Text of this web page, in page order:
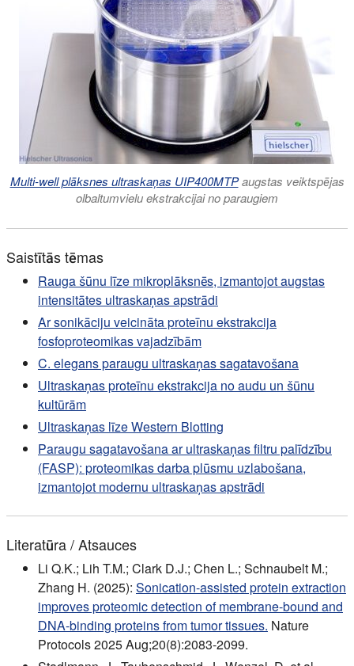
Multi-well plāksnes ultraskaņas UIP400MTPaugstas veiktspējas
olbaltumvielu ekstrakcijai no paraugiem
Saistītās tēmas
Rauga šūnu līze mikroplāksnēs, izmantojot augstas
intensitātes ultraskaņas apstrādi
Ar sonikāciju veicināta proteīnu ekstrakcija
fosfoproteomikas vajadzībām
C. elegans paraugu ultraskaņas sagatavošana
Ultraskaņas proteīnu ekstrakcija no audu un šūnu
kultūrām
Ultraskaņas līze Western Blotting
Paraugu sagatavošana ar ultraskaņas filtru palīdzību
(FASP): proteomikas darba plūsmu uzlabošana,
izmantojot modernu ultraskaņas apstrādi
Literatūra / Atsauces
Li Q.K.; Lih T.M.; Clark D.J.; Chen L.; Schnaubelt M.;
Zhang H. (2025): Sonication-assisted protein extraction
improves proteomic detection of membrane-bound and
DNA-binding proteins from tumor tissues. Nature
Protocols 2025 Aug;20(8):2083-2099.